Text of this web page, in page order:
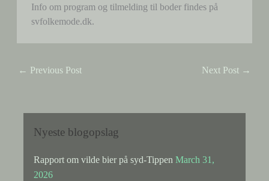
Info om program og tilmelding til boder findes på
svfolkemode.dk.
← Previous Post Next Post →
Nyeste blogopslag
Rapport om vilde bier på syd-Tippen March 31,
2026